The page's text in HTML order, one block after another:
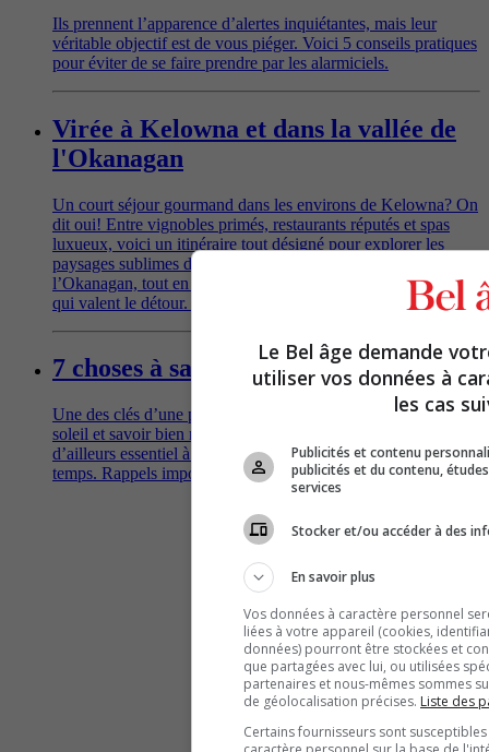
Ils prennent l’apparence d’alertes inquiétantes, mais leur
véritable objectif est de vous piéger. Voici 5 conseils pratiques
pour éviter de se faire prendre par les alarmiciels.
Virée à Kelowna et dans la vallée de
l'Okanagan
Un court séjour gourmand dans les environs de Kelowna? On
dit oui! Entre vignobles primés, restaurants réputés et spas
luxueux, voici un itinéraire tout désigné pour explorer les
paysages sublimes de Lake Country, au cœur de la vallée de
l’Okanagan, tout en découvrant des trésors gastronomiques
qui valent le détour. Suivez le guide!
7 choses à savoir sur la crème solaire
Une des clés d’une peau en santé? Limiter l’exposition au
soleil et savoir bien manier la protection solaire, un allié
d’ailleurs essentiel à longueur d’année, beau temps, mauvais
temps. Rappels importants et conseils pratiques.
Le Bel âge demande
utiliser vos données à
les cas
Publicités et contenu
publicités et du contenu,
services
Stocker et/ou accéder à des
En savoir plus
Vos données à caractère personnel
liées à votre appareil (cookies,
données) pourront être stockées et
que partagées avec lui, ou utilisées
partenaires et nous-mêmes sommes
de géolocalisation précises. Liste des
Certains fournisseurs sont